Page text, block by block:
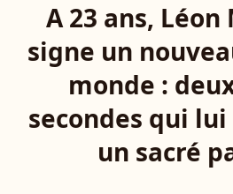
A 23 ans,
signe un
monde :
secondes qui
un sacré